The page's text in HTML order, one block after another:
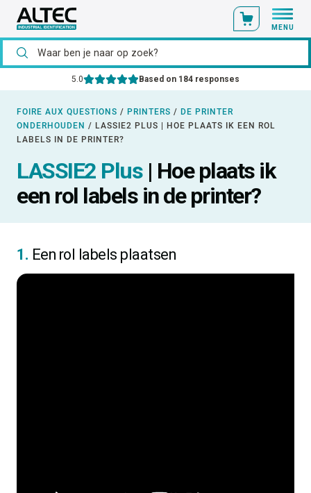
MENU
5.0 Based on 184 responses
FOIRE AUX QUESTIONS / PRINTERS / DE PRINTER
ONDERHOUDEN / LASSIE2 PLUS | HOE PLAATS IK EEN ROL
LABELS IN DE PRINTER?
LASSIE2 Plus| Hoe plaats ik
een rol labels in de printer?
1. Een rol labels plaatsen